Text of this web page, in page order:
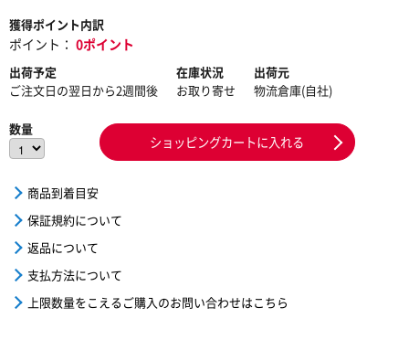
獲得ポイント内訳
ポイント： 0ポイント
出荷予定
ご注文日の翌日から2週間後
在庫状況
お取り寄せ
出荷元
物流倉庫(自社)
数量
ショッピングカートに入れる
商品到着目安
保証規約について
返品について
支払方法について
上限数量をこえるご購入のお問い合わせはこちら